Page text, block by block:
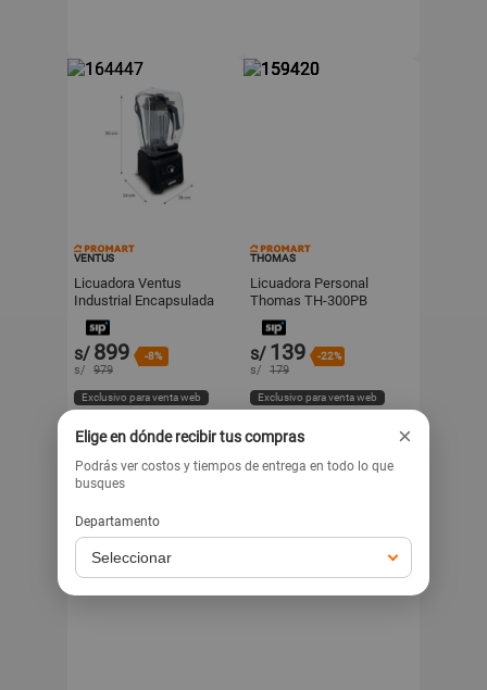
VENTUS
Licuadora Ventus
Industrial Encapsulada
2.5L
s/ 899 -8%
s/ 979
Exclusivo para venta web
THOMAS
Licuadora Personal
Thomas TH-300PB
Negro
s/ 139 -22%
s/ 179
Exclusivo para venta web
Elige en dónde recibir tus compras ×
Podrás ver costos y tiempos de entrega en todo lo que
busques
Departamento